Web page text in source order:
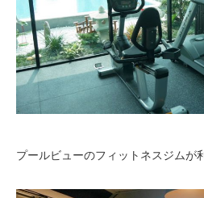
プールビューのフィットネスジムが